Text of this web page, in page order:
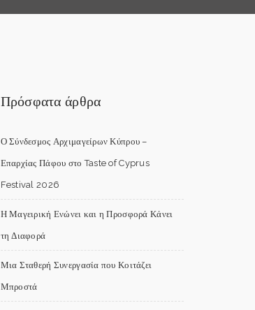
Πρόσφατα άρθρα
Ο Σύνδεσμος Αρχιμαγείρων Κύπρου –
Επαρχίας Πάφου στο Taste of Cyprus
Festival 2026
Η Μαγειρική Ενώνει και η Προσφορά Κάνει
τη Διαφορά
Μια Σταθερή Συνεργασία που Κοιτάζει
Μπροστά